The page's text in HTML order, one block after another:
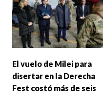
El vuelo de Milei para
disertar en la Derecha
Fest costó más de seis